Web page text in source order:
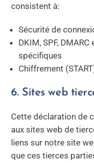
consistent à:
Sécurité de
DKIM, SPF,
spécifiques
Chiffrement
6. Sites web
Cette déclaration de
aux sites web de
liens sur notre site
que ces tierces